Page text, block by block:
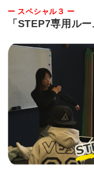
ー スペシャル３ ー
「STEP7専用ルー